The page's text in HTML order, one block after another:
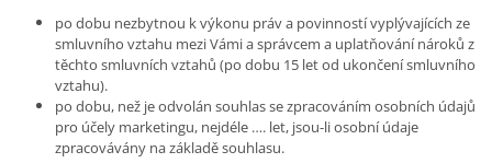
po dobu nezbytnou k výkonu práv a povinností vyplývajících ze
smluvního vztahu mezi Vámi a správcem a uplatňování nároků z
těchto smluvních vztahů (po dobu 15 let od ukončení smluvního
vztahu).
po dobu, než je odvolán souhlas se zpracováním osobních údajů
pro účely marketingu, nejdéle …. let, jsou-li osobní údaje
zpracovávány na základě souhlasu.